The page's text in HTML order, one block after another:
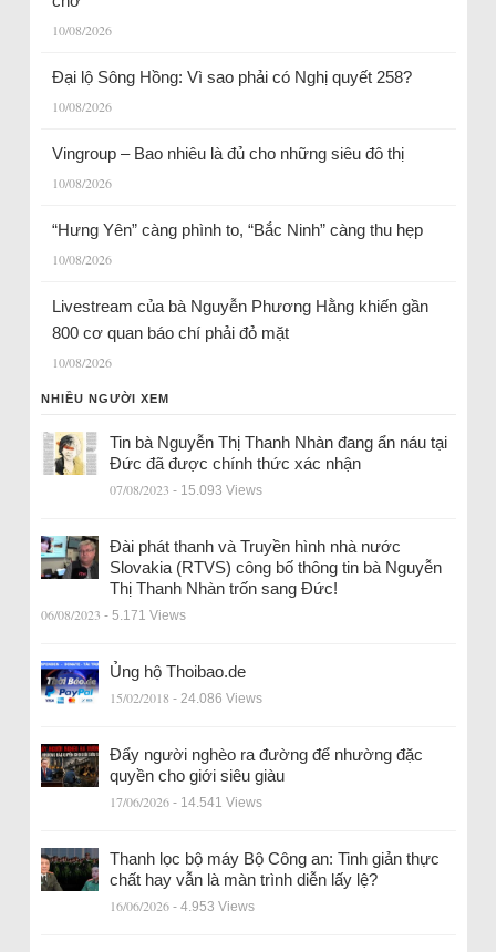
10/08/2026
Đại lộ Sông Hồng: Vì sao phải có Nghị quyết 258?
10/08/2026
Vingroup – Bao nhiêu là đủ cho những siêu đô thị
10/08/2026
“Hưng Yên” càng phình to, “Bắc Ninh” càng thu hẹp
10/08/2026
Livestream của bà Nguyễn Phương Hằng khiến gần
800 cơ quan báo chí phải đỏ mặt
10/08/2026
NHIỀU NGƯỜI XEM
Tin bà Nguyễn Thị Thanh Nhàn đang ẩn náu tại
Đức đã được chính thức xác nhận
07/08/2023 - 15.093 Views
Đài phát thanh và Truyền hình nhà nước
Slovakia (RTVS) công bố thông tin bà Nguyễn
Thị Thanh Nhàn trốn sang Đức!
06/08/2023 - 5.171 Views
Ủng hộ Thoibao.de
15/02/2018 - 24.086 Views
Đẩy người nghèo ra đường để nhường đặc
quyền cho giới siêu giàu
17/06/2026 - 14.541 Views
Thanh lọc bộ máy Bộ Công an: Tinh giản thực
chất hay vẫn là màn trình diễn lấy lệ?
16/06/2026 - 4.953 Views